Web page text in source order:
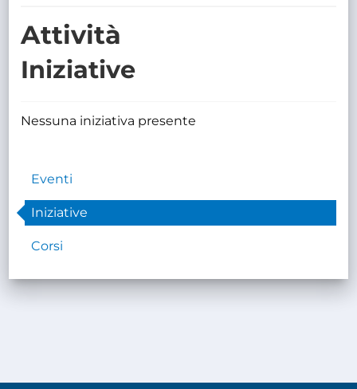
Attività
Iniziative
Nessuna iniziativa presente
Eventi
Iniziative
Corsi